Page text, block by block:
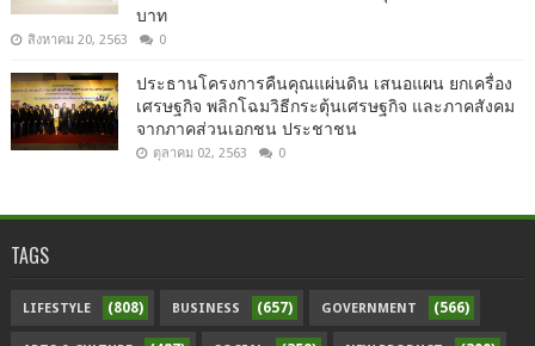
บาท
สิงหาคม 20, 2563 0
ประธานโครงการคืนคุณแผ่นดิน เสนอแผน ยกเครื่อง
เศรษฐกิจ พลิกโฉมวิธีกระตุ้นเศรษฐกิจ และภาคสังคม
จากภาคส่วนเอกชน ประชาชน
ตุลาคม 02, 2563 0
TAGS
LIFESTYLE (808) BUSINESS (657) GOVERNMENT (566)